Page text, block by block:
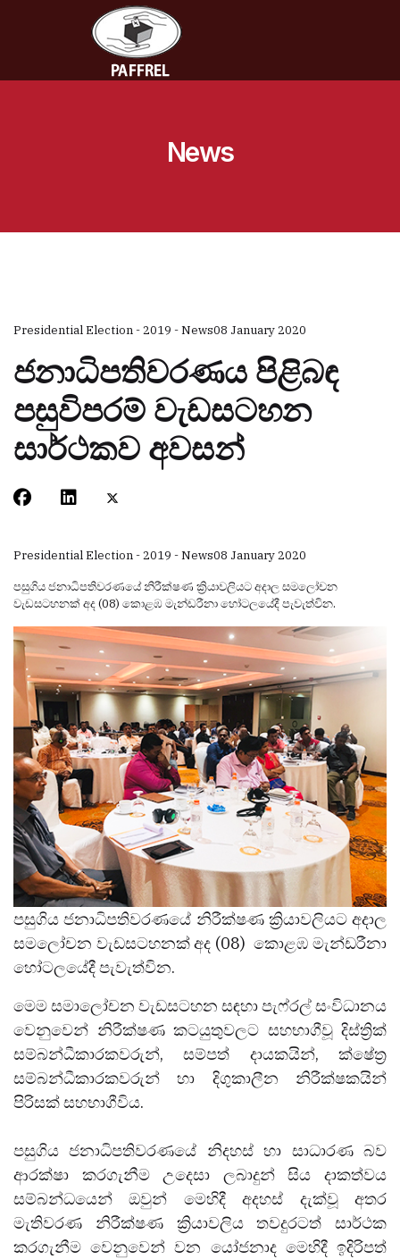
News
Presidential Election - 2019 - News08 January 2020
ජනාධිපතිවරණය පිළිබඳ
පසුවිපරම් වැඩසටහන
සාර්ථකව අවසන්
Presidential Election - 2019 - News08 January 2020
පසුගිය ජනාධිපතිවරණයේ නිරීක්ෂණ ක්‍රියාවලියට අදාල සමලෝචන
වැඩසටහනක් අද (08) කොළඹ මැන්ඩරීනා හෝටලයේදී පැවැත්වින.
පසුගිය ජනාධිපතිවරණයේ නිරීක්ෂණ ක්‍රියාවලියට අදාල
සමලෝචන වැඩසටහනක් අද (08) කොළඹ මැන්ඩරීනා
හෝටලයේදී පැවැත්වින.
මෙම සමාලෝචන වැඩසටහන සඳහා පැෆ්රල් සංවිධානය
වෙනුවෙන් නිරීක්ෂණ කටයුතුවලට සහභාගීවූ දිස්ත්‍රික්
සම්බන්ධීකාරකවරුන්, සම්පත් දායකයින්, ක්ෂේත්‍ර
සම්බන්ධීකාරකවරුන් හා දිගුකාලීන නිරීක්ෂකයින්
පිරිසක් සහභාගීවිය.
පසුගිය ජනාධිපතිවරණයේ නිදහස් හා සාධාරණ බව
ආරක්ෂා කරගැනීම උදෙසා ලබාදුන් සිය දාකත්වය
සම්බන්ධයෙන් ඔවුන් මෙහිදී අදහස් දැක්වූ අතර
මැතිවරණ නිරීක්ෂණ ක්‍රියාවලිය තවදුරටත් සාර්ථක
කරගැනීම වෙනුවෙන් වන යෝජනාද මෙහිදී ඉදිරිපත්